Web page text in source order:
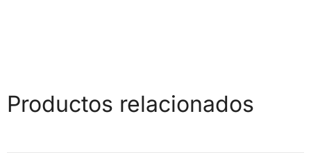
Productos relacionados